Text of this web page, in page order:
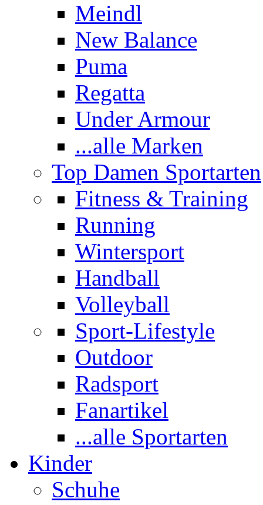
Meindl
New Balance
Puma
Regatta
Under Armour
...alle Marken
Top Damen Sportarten
Fitness & Training
Running
Wintersport
Handball
Volleyball
Sport-Lifestyle
Outdoor
Radsport
Fanartikel
...alle Sportarten
Kinder
Schuhe